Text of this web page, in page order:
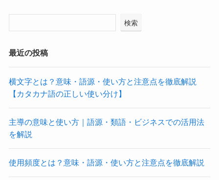
検索
最近の投稿
横文字とは？意味・語源・使い方と注意点を徹底解説
【カタカナ語の正しい使い分け】
主導の意味と使い方｜語源・類語・ビジネスでの活用法
を解説
使用頻度とは？意味・語源・使い方と注意点を徹底解説